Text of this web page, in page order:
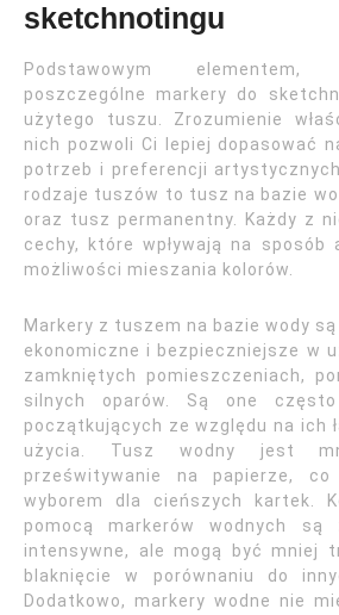
sketchnotingu
Podstawowym
poszczególne markery do
użytego tuszu. Zrozumienie
nich pozwoli Ci lepiej dopasować
potrzeb i preferencji
rodzaje tuszów to tusz na bazie
oraz tusz permanentny. Każdy z
cechy, które wpływają na sposób
możliwości mieszania kolorów.
Markery z tuszem na bazie wody
ekonomiczne i bezpieczniejsze w
zamkniętych pomieszczeniach,
silnych oparów. Są one
początkujących ze względu na ich
użycia. Tusz wodny jest
prześwitywanie na papierze,
wyborem dla cieńszych kartek.
pomocą markerów wodnych są
intensywne, ale mogą być mniej
blaknięcie w porównaniu do
Dodatkowo, markery wodne nie